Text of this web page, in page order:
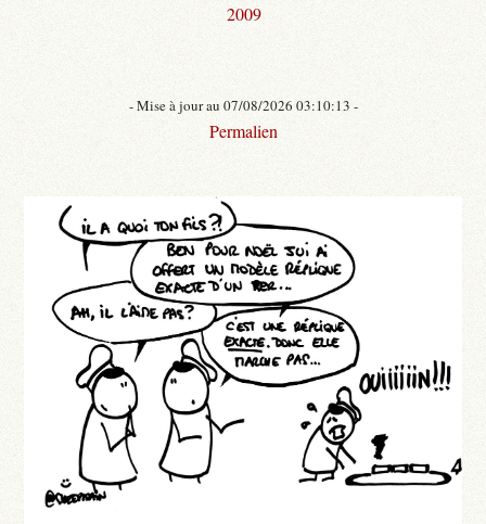
2009
- Mise à jour au 07/08/2026 03:10:13 -
Permalien